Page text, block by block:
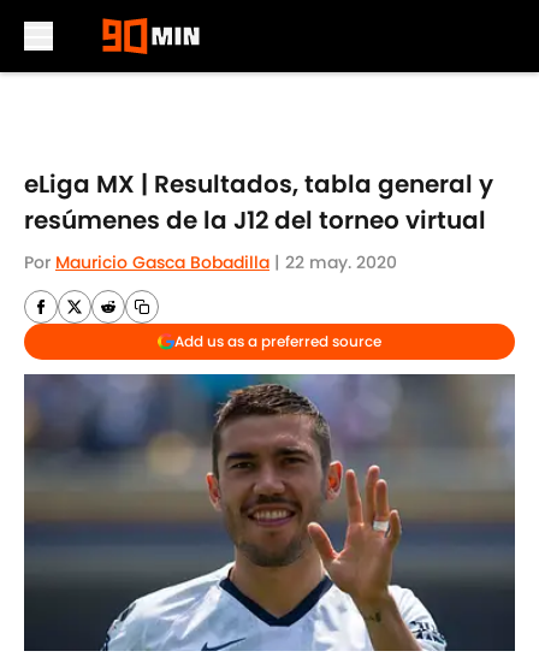
eLiga MX | Resultados, tabla general y
resúmenes de la J12 del torneo virtual
Por Mauricio Gasca Bobadilla | 22 may. 2020
Add us as a preferred source